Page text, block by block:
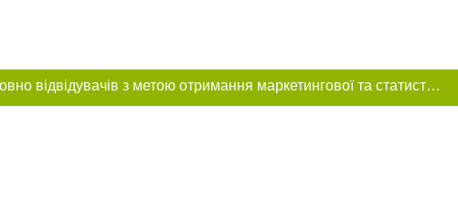
Цей сайт використовує «cookies». Також веб-сайт використовує інтернет-сервіс для збору технічних даних стосовно відвідувачів з метою отримання маркетингової та статистичної інформації. Умови обробки даних відвідувачів сайту див.